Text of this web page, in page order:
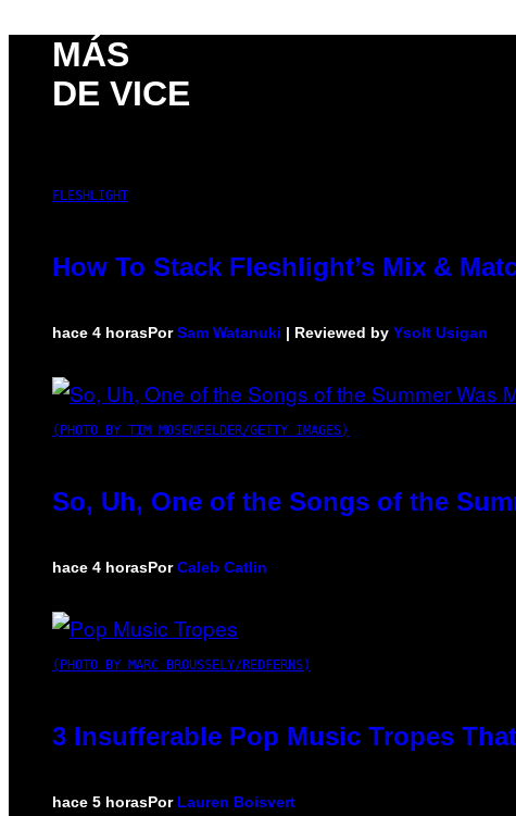
MÁS
DE VICE
FLESHLIGHT
How To Stack Fleshlight’s Mix &
hace 4 horasPorSam Watanuki | Reviewed by Ysolt Usigan
(PHOTO BY TIM MOSENFELDER/GETTY IMAGES)
So, Uh, One of the Songs of the
hace 4 horasPorCaleb Catlin
(PHOTO BY MARC BROUSSELY/REDFERNS)
3 Insufferable Pop Music Tropes
hace 5 horasPor Lauren Boisvert